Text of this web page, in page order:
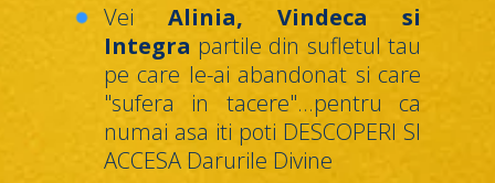
Vei Alinia, Vindeca si
Integra partile din sufletul tau
pe care le-ai abandonat si care
"sufera in tacere"...pentru ca
numai asa iti poti DESCOPERI SI
ACCESA Darurile Divine